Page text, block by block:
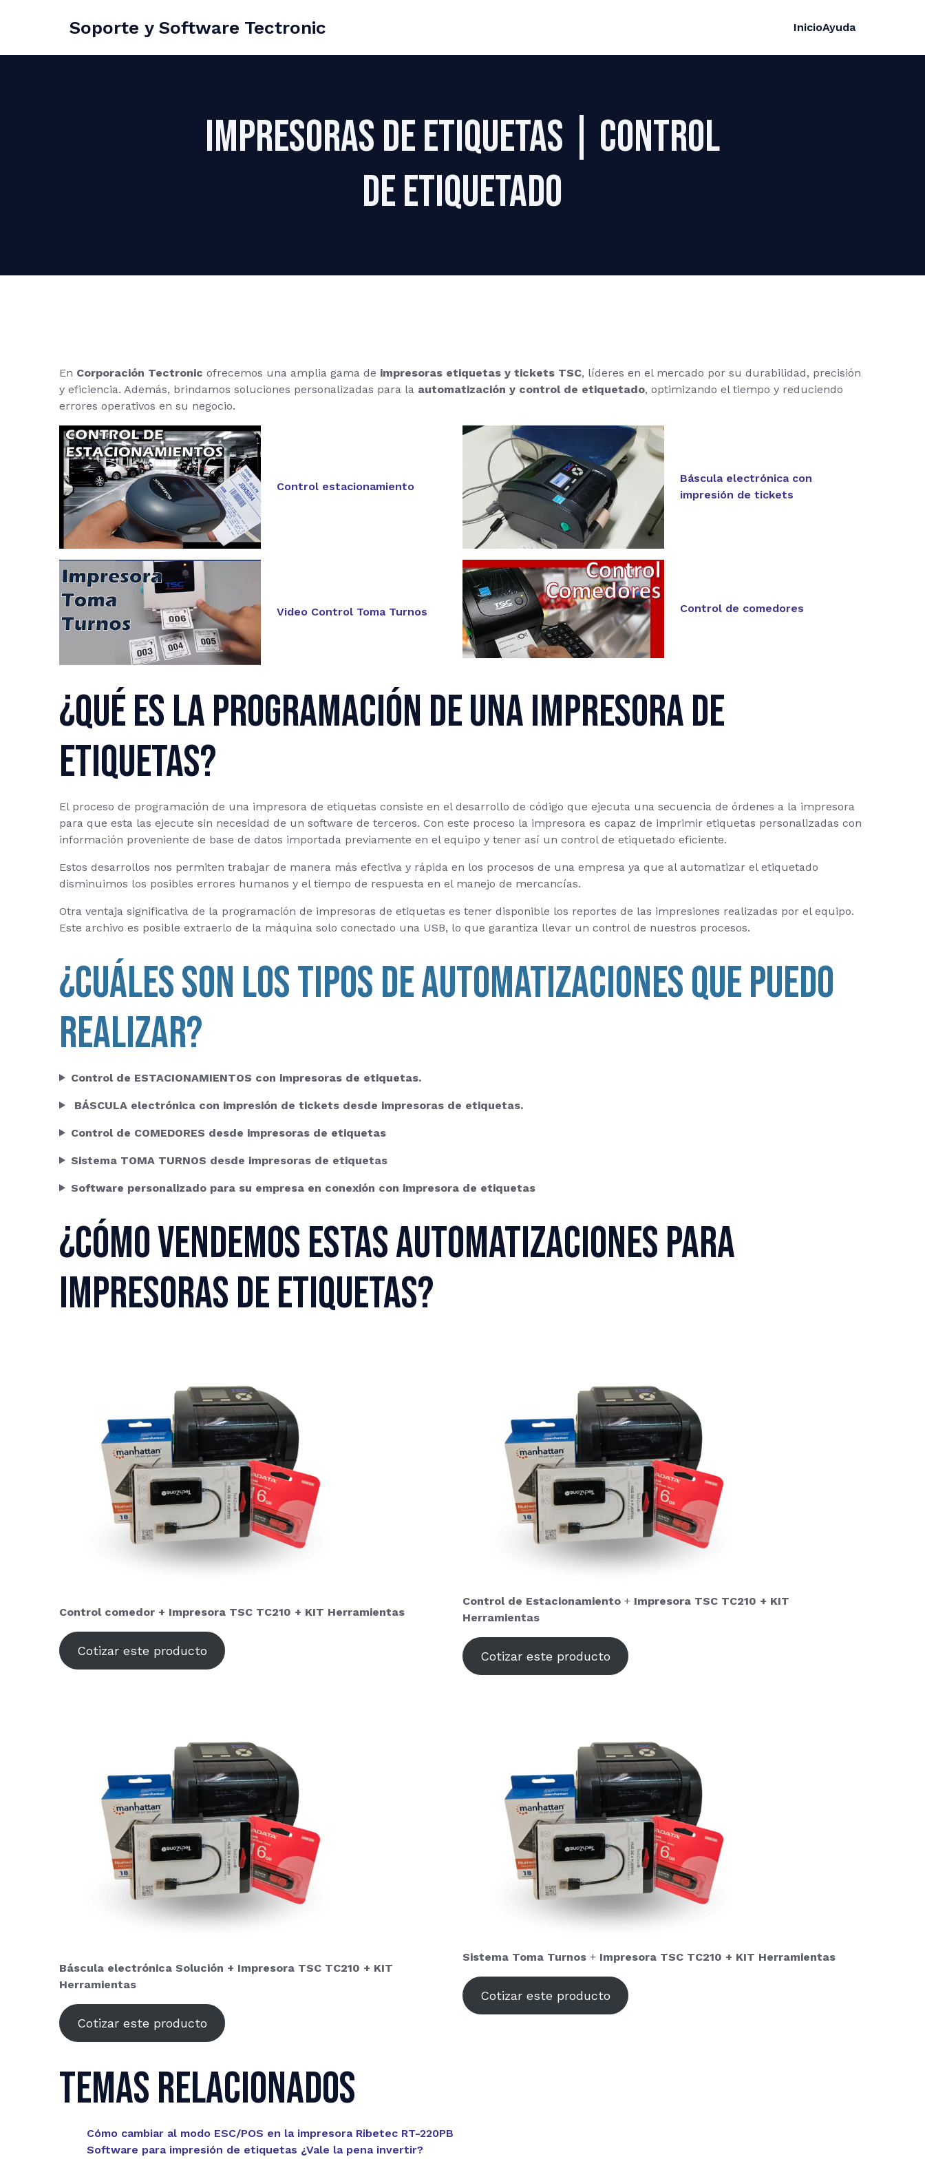
Soporte y Software Tectronic InicioAyuda
Impresoras de etiquetas | Control
de etiquetado
En Corporación Tectronic ofrecemos una amplia gama de impresoras etiquetas y tickets TSC, líderes en el mercado por su durabilidad, precisión
y eficiencia. Además, brindamos soluciones personalizadas para la automatización y control de etiquetado, optimizando el tiempo y reduciendo
errores operativos en su negocio.
Control estacionamiento
Báscula electrónica con
impresión de tickets
Video Control Toma Turnos Control de comedores
¿Qué es la programación de una impresora de
etiquetas?
El proceso de programación de una impresora de etiquetas consiste en el desarrollo de código que ejecuta una secuencia de órdenes a la impresora
para que esta las ejecute sin necesidad de un software de terceros. Con este proceso la impresora es capaz de imprimir etiquetas personalizadas con
información proveniente de base de datos importada previamente en el equipo y tener así un control de etiquetado eficiente.
Estos desarrollos nos permiten trabajar de manera más efectiva y rápida en los procesos de una empresa ya que al automatizar el etiquetado
disminuimos los posibles errores humanos y el tiempo de respuesta en el manejo de mercancías.
Otra ventaja significativa de la programación de impresoras de etiquetas es tener disponible los reportes de las impresiones realizadas por el equipo.
Este archivo es posible extraerlo de la máquina solo conectado una USB, lo que garantiza llevar un control de nuestros procesos.
¿Cuáles son los tipos de automatizaciones que puedo
realizar?
Control de ESTACIONAMIENTOS con impresoras de etiquetas.
BÁSCULA electrónica con impresión de tickets desde impresoras de etiquetas.
Control de COMEDORES desde impresoras de etiquetas
Sistema TOMA TURNOS desde impresoras de etiquetas
Software personalizado para su empresa en conexión con impresora de etiquetas
¿Cómo vendemos estas automatizaciones para
impresoras de etiquetas?
Control comedor + Impresora TSC TC210 + KIT Herramientas
Cotizar este producto
Control de Estacionamiento + Impresora TSC TC210 + KIT
Herramientas
Cotizar este producto
Báscula electrónica Solución + Impresora TSC TC210 + KIT
Herramientas
Cotizar este producto
Sistema Toma Turnos + Impresora TSC TC210 + KIT Herramientas
Cotizar este producto
Temas relacionados
Cómo cambiar al modo ESC/POS en la impresora Ribetec RT-220PB
Software para impresión de etiquetas ¿Vale la pena invertir?